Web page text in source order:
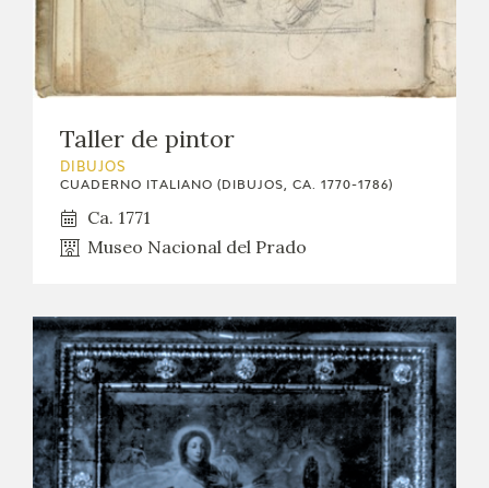
EDICIONES
PUBLICACIONES
TIENDA ONLINE
CEDEA
RECURSOS EDUCATIVOS
FICHAS ARASAAC
Taller de pintor
DIBUJOS
CUADERNO ITALIANO (DIBUJOS, CA. 1770-1786)
Ca. 1771
Museo Nacional del Prado